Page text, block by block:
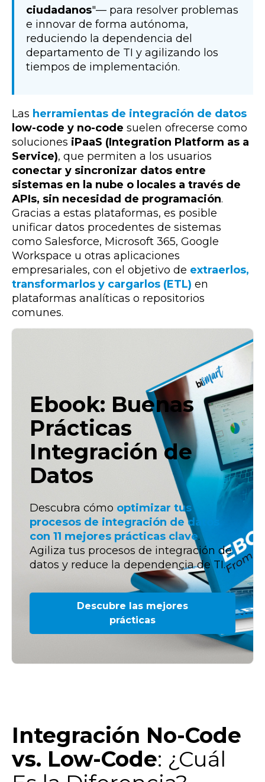
ciudadanos"— para resolver problemas
e innovar de forma autónoma,
reduciendo la dependencia del
departamento de TI y agilizando los
tiempos de implementación.
Las herramientas de integración de datos
low-code y no-code suelen ofrecerse como
soluciones iPaaS (Integration Platform as a
Service), que permiten a los usuarios
conectar y sincronizar datos entre
sistemas en la nube o locales a través de
APIs, sin necesidad de programación.
Gracias a estas plataformas, es posible
unificar datos procedentes de sistemas
como Salesforce, Microsoft 365, Google
Workspace u otras aplicaciones
empresariales, con el objetivo de extraerlos,
transformarlos y cargarlos (ETL) en
plataformas analíticas o repositorios
comunes.
Ebook: Buenas
Prácticas
Integración de
Datos
Descubra cómo optimizar tus
procesos de integración de datos
con 11 mejores prácticas clave.
Agiliza tus procesos de integración de
datos y reduce la dependencia de TI.
Descubre las mejores
prácticas
Integración No-Code
vs. Low-Code: ¿Cuál